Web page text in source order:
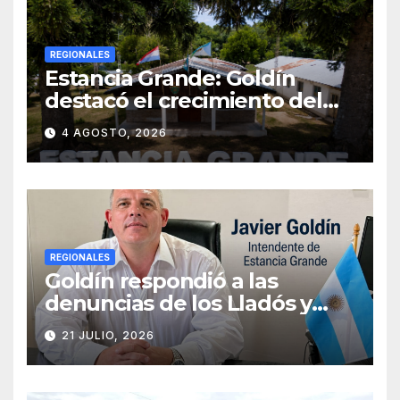
REGIONALES
Estancia Grande: Goldín
destacó el crecimiento del
municipio, anunció nuevas
obras y defendió su gestión
frente a las críticas
4 AGOSTO, 2026
REGIONALES
Goldín respondió a las
denuncias de los Lladós y
defendió la transparencia de
su gestión
21 JULIO, 2026